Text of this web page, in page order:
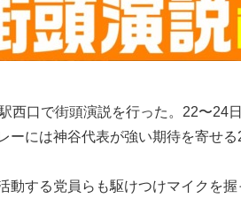
口で街頭演説を行った。22〜24
ーには神谷代表が強い期待を寄せ
する党員らも駆けつけマイクを握